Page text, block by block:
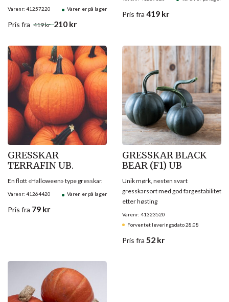
Varenr: 41257220 Varen er på lager
Pris fra 419kr 210 kr
Pris fra 419 kr
GRESSKAR
TERRAFIN UB.
Varenr: 41264420 Varen er på lager
En flott «Halloween» type gresskar.
Pris fra 79 kr
GRESSKAR BLACK
BEAR (F1) UB
Varenr: 41323520
Forventet leveringsdato 28.08
Unik mørk, nesten svart
gresskarsort med god fargestabilitet
etter høsting
Pris fra 52 kr